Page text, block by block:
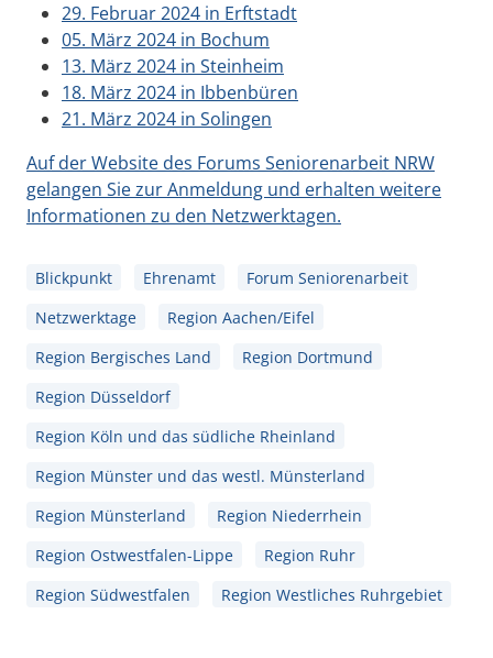
29. Februar 2024 in Erftstadt
05. März 2024 in Bochum
13. März 2024 in Steinheim
18. März 2024 in Ibbenbüren
21. März 2024 in Solingen
Auf der Website des Forums Seniorenarbeit NRW
gelangen Sie zur Anmeldung und erhalten weitere
Informationen zu den Netzwerktagen.
Blickpunkt Ehrenamt
Forum Seniorenarbeit
Netzwerktage
Region Aachen/Eifel
Region Bergisches Land
Region Dortmund
Region Düsseldorf
Region Köln und das südliche Rheinland
Region Münster und das westl. Münsterland
Region Münsterland
Region Niederrhein
Region Ostwestfalen-Lippe
Region Ruhr
Region Südwestfalen
Region Westliches Ruhrgebiet